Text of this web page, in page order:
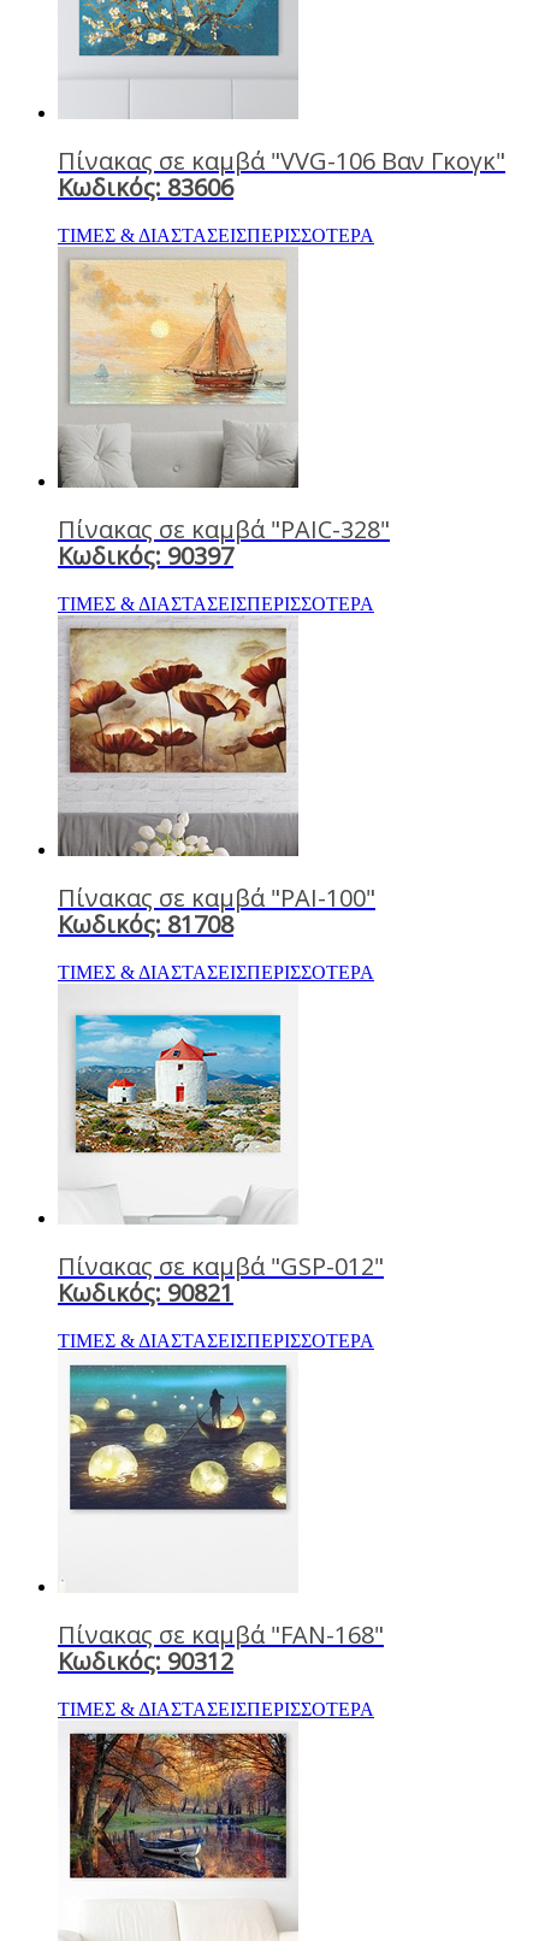
Πίνακας σε καμβά "VVG-106 Βαν Γκογκ"
Κωδικός: 83606
ΤΙΜΕΣ & ΔΙΑΣΤΑΣΕΙΣΠΕΡΙΣΣΟΤΕΡΑ
Πίνακας σε καμβά "PAIC-328"
Κωδικός: 90397
ΤΙΜΕΣ & ΔΙΑΣΤΑΣΕΙΣΠΕΡΙΣΣΟΤΕΡΑ
Πίνακας σε καμβά "PAI-100"
Κωδικός: 81708
ΤΙΜΕΣ & ΔΙΑΣΤΑΣΕΙΣΠΕΡΙΣΣΟΤΕΡΑ
Πίνακας σε καμβά "GSP-012"
Κωδικός: 90821
ΤΙΜΕΣ & ΔΙΑΣΤΑΣΕΙΣΠΕΡΙΣΣΟΤΕΡΑ
Πίνακας σε καμβά "FAN-168"
Κωδικός: 90312
ΤΙΜΕΣ & ΔΙΑΣΤΑΣΕΙΣΠΕΡΙΣΣΟΤΕΡΑ